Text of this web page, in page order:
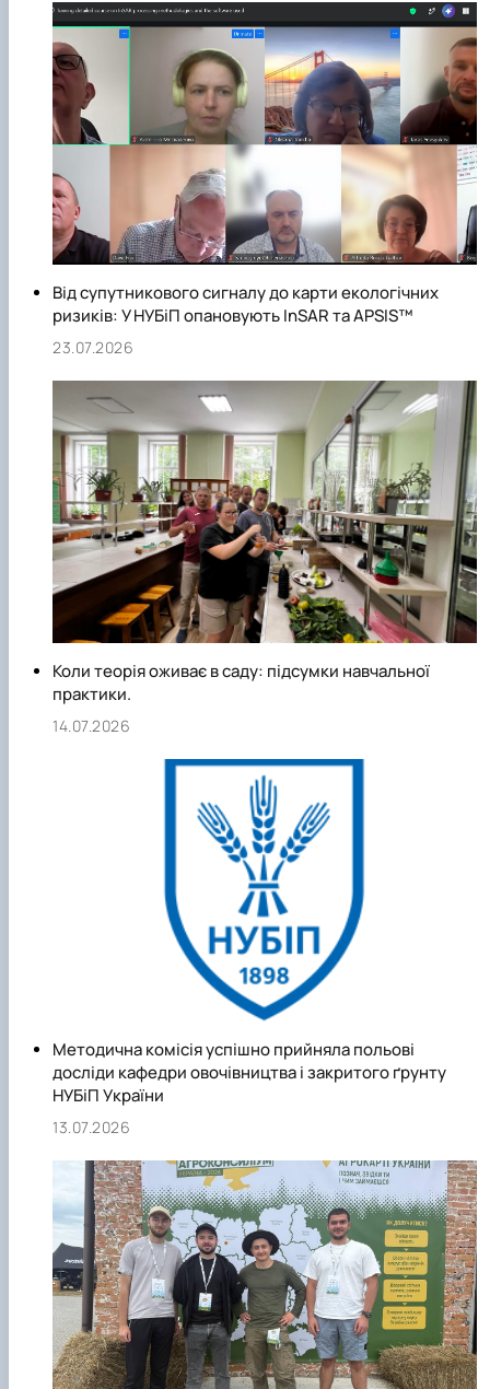
Від супутникового сигналу до карти екологічних
ризиків: У НУБіП опановують InSAR та APSIS™
23.07.2026
Коли теорія оживає в саду: підсумки навчальної
практики.
14.07.2026
Методична комісія успішно прийняла польові
досліди кафедри овочівництва і закритого ґрунту
НУБіП України
13.07.2026